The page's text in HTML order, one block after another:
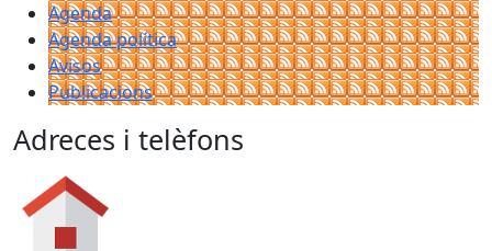
Agenda
Agenda política
Avisos
Publicacions
Adreces i telèfons